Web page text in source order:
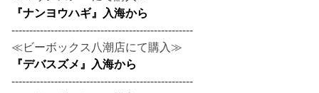
『ナンヨウハギ』入海から
---------------------------------------------------
≪ビーボックス八潮店にて購入≫
『デバスズメ』入海から
---------------------------------------------------